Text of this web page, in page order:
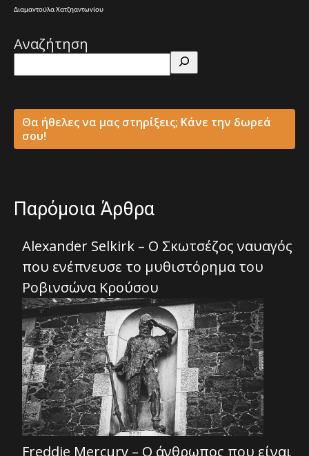
Διαμαντούλα Χατζηαντωνίου
Αναζήτηση
Θα ήθελες να μας στηρίξεις; Κάνε την δωρεά
σου!
Παρόμοια Άρθρα
Alexander Selkirk – Ο Σκωτσέζος ναυαγός
που ενέπνευσε το μυθιστόρημα του
Ροβινσώνα Κρούσου
Freddie Mercury – Ο άνθρωπος που είναι